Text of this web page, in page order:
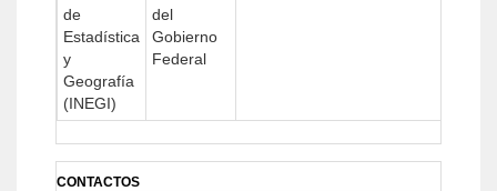
de
Estadística
y
Geografía
(INEGI)
del
Gobierno
Federal
CONTACTOS